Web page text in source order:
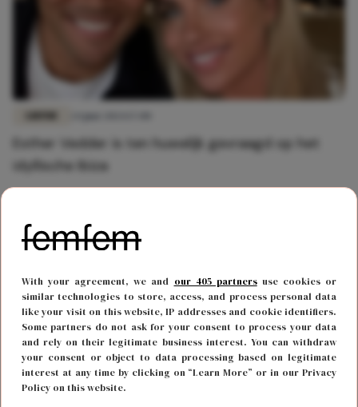
With your agreement, we and our 405 partnersuse cookies or
similar technologies to store, access, and process personal data
like your visit on this website, IP addresses and cookie identifiers.
Some partners do not ask for your consent to process your data
and rely on their legitimate business interest. You can withdraw
your consent or object to data processing based on legitimate
interest at any time by clicking on “Learn More” or in our Privacy
Policy on this website.
Esther Vedder is ten huwelijk gevraagd op het
idyllische Ibiza